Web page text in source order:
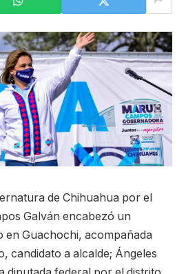
de Chihuahua por el
Galván encabezó un
en Guachochi, acompañada
candidato a alcalde; Ángeles